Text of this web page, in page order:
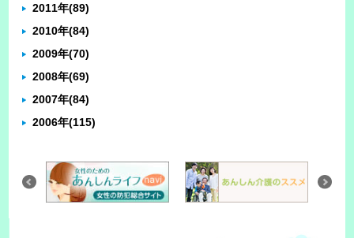
2011年(89)
2010年(84)
2009年(70)
2008年(69)
2007年(84)
2006年(115)